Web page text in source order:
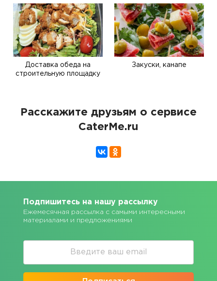
Доставка обеда на
строительную площадку
Закуски, канапе
Расскажите друзьям о сервисе
CaterMe.ru
Подпишитесь на нашу рассылку
Ежемесячная рассылка с самыми интересными
материалами и предложениями